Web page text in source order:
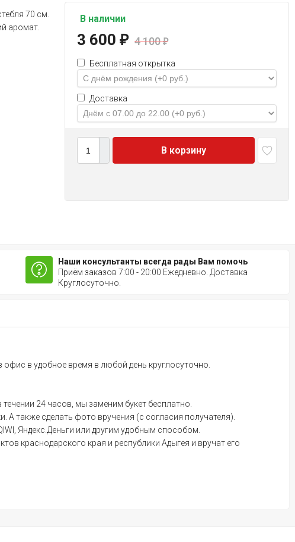
70 см.
аромат.
В наличии
3 600 ₽ 4 100₽
Бесплатная открытка
Доставка
В корзину
Наши консультанты всегда рады Вам помочь
Приём заказов 7:00 - 20:00 Ежедневно. Доставка
Круглосуточно.
в удобное время в любой день круглосуточно.
24 часов, мы заменим букет бесплатно.
также сделать фото вручения (с согласия получателя).
Яндекс.Деньги или другим удобным способом.
краснодарского края и республики Адыгея и вручат его